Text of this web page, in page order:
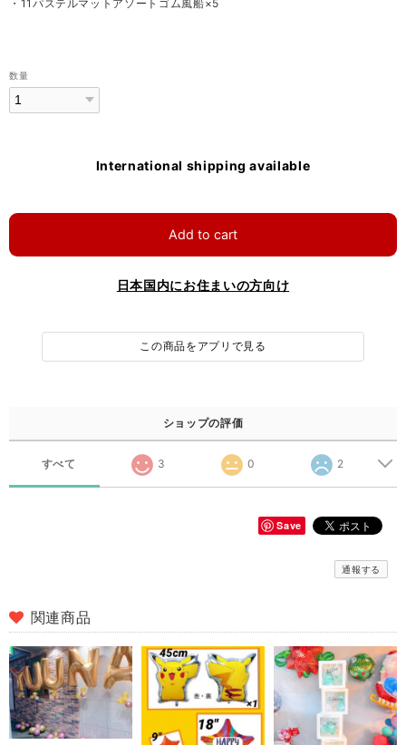
・11パステルマットアソートゴム風船×5
数量
International shipping available
Add to cart
日本国内にお住まいの方向け
この商品をアプリで見る
ショップの評価
すべて 3 0 2
Save
通報する
関連商品